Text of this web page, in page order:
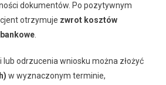
dokumentów. Po pozytywnym
otrzymuje zwrot kosztów
.
odrzucenia wniosku można złożyć
w wyznaczonym terminie,